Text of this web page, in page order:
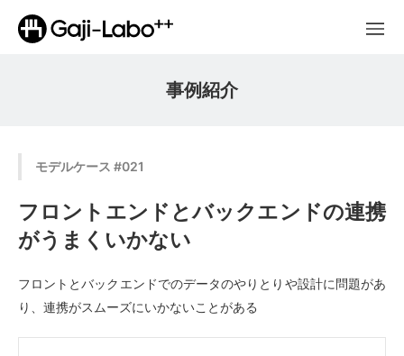
事例紹介
モデルケース #021
フロントエンドとバックエンドの連携
がうまくいかない
フロントとバックエンドでのデータのやりとりや設計に問題があ
り、連携がスムーズにいかないことがある